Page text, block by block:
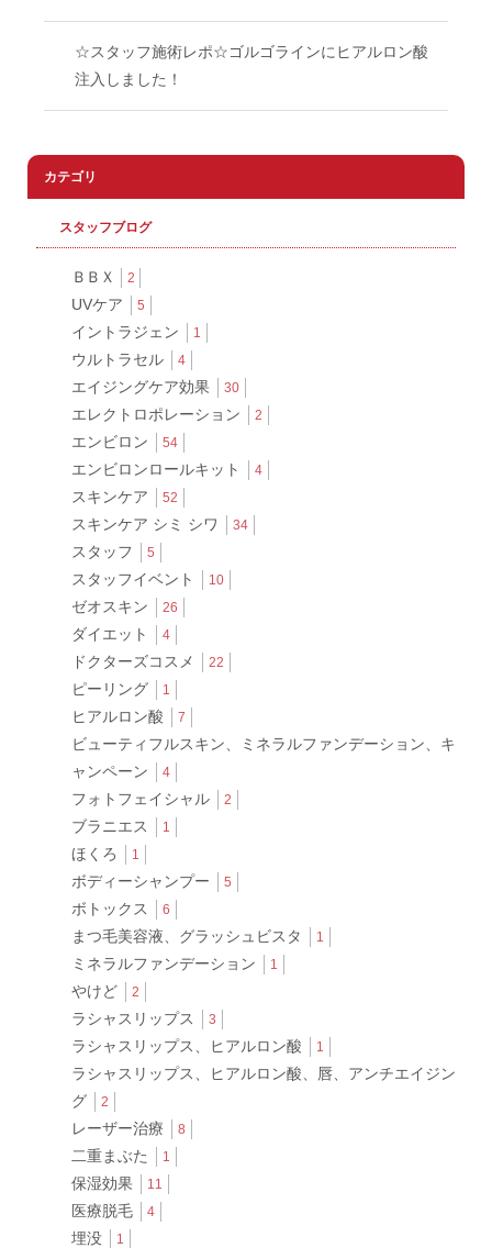
☆スタッフ施術レポ☆ゴルゴラインにヒアルロン酸
注入しました！
カテゴリ
スタッフブログ
ＢＢＸ 2
UVケア 5
イントラジェン 1
ウルトラセル 4
エイジングケア効果 30
エレクトロポレーション 2
エンビロン 54
エンビロンロールキット 4
スキンケア 52
スキンケア シミ シワ 34
スタッフ 5
スタッフイベント 10
ゼオスキン 26
ダイエット 4
ドクターズコスメ 22
ピーリング 1
ヒアルロン酸 7
ビューティフルスキン、ミネラルファンデーション、キ
ャンペーン
4
フォトフェイシャル 2
ブラニエス 1
ほくろ 1
ボディーシャンプー 5
ボトックス 6
まつ毛美容液、グラッシュビスタ 1
ミネラルファンデーション 1
やけど 2
ラシャスリップス 3
ラシャスリップス、ヒアルロン酸 1
ラシャスリップス、ヒアルロン酸、唇、アンチエイジン
グ
2
レーザー治療 8
二重まぶた 1
保湿効果 11
医療脱毛 4
埋没 1